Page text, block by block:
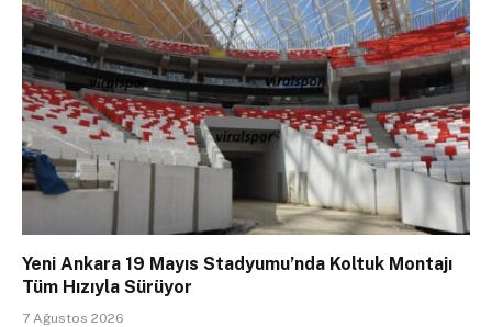
Yeni Ankara 19 Mayıs Stadyumu’nda Koltuk Montajı
Tüm Hızıyla Sürüyor
7 Ağustos 2026